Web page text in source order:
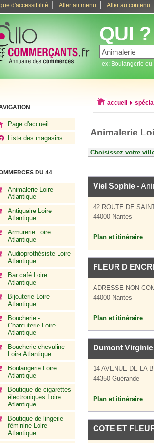
d'accessibilité Aller au menu Aller au contenu
QUI ?
ex: Boulangerie ou
Page d'accueil
Liste des magasins
DU 44
Animalerie Loire
Atlantique
Antiquaire Loire
Atlantique
Armurerie Loire
Atlantique
Audioprothésiste Loire
Atlantique
Bar café Loire
Atlantique
Bijouterie Loire
Atlantique
Boucherie -
Charcuterie Loire
Atlantique
Boucherie chevaline
Loire Atlantique
Boulangerie Loire
Atlantique
Boutique de cigarettes
électroniques Loire
Atlantique
Boutique de lingerie
féminine Loire
Atlantique
accueil
Animalerie
Viel Sophie -
42 ROUTE DE
44000 Nantes
Plan et itinéraire
FLEUR D
ADRESSE NON
44000 Nantes
Plan et itinéraire
Dumont Virginie
14 AVENUE DE LA
44350 Guérande
Plan et itinéraire
COTE ET